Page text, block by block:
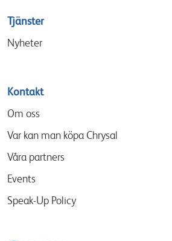
Tjänster
Nyheter
Kontakt
Om oss
Var kan man köpa Chrysal
Våra partners
Events
Speak-Up Policy